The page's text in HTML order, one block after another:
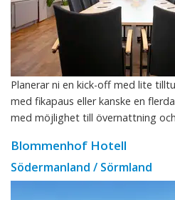
Planerar ni en kick-off med lite
med fikapaus eller kanske en
med möjlighet till övernattning
Blommenhof Hotell
Södermanland / Sörmland